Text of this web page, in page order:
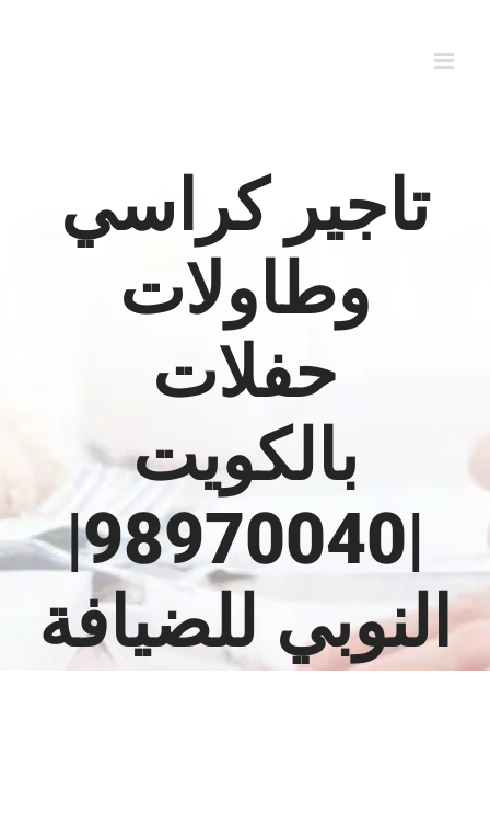
تاجير كراسي
وطاولات
حفلات
بالكويت
|98970040|
النوبي للضيافة